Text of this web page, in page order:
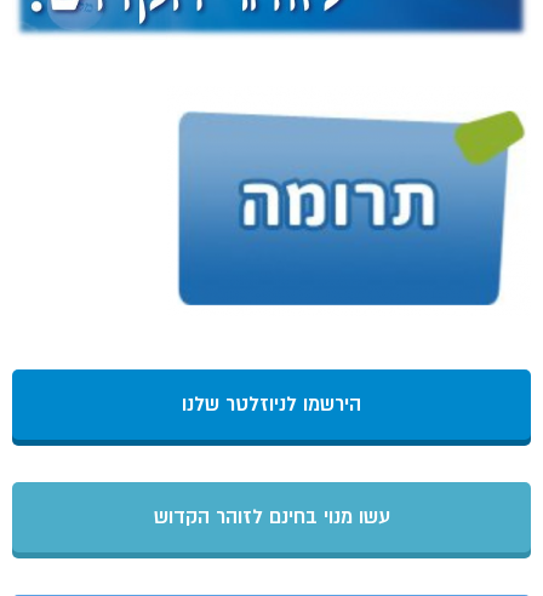
הירשמו לניוזלטר שלנו
עשו מנוי בחינם לזוהר הקדוש